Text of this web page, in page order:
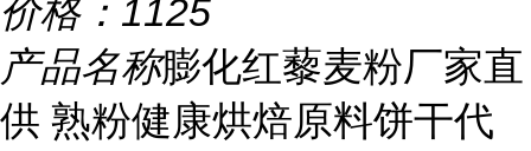
价格： 1125
产品名称膨化红藜麦粉厂家直
供 熟粉健康烘焙原料饼干代